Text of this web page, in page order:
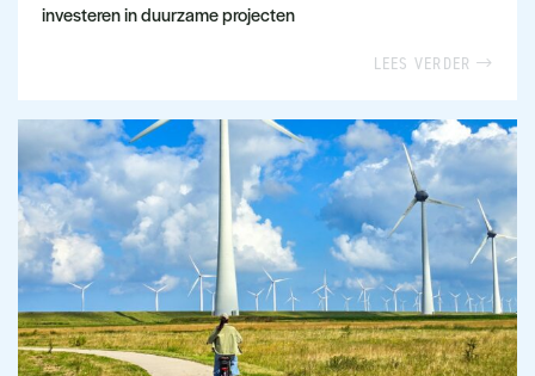
investeren in duurzame projecten
LEES VERDER